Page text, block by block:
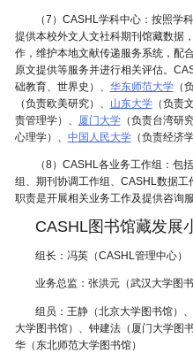
（7）CASHL学科中心：按照学
提供本校外文人文社科期刊馆藏数据
作，维护本地文献传递服务系统，配
原文提供等服务并进行相关评估。
础教育、世界史）、 华东师范大学（
（负责欧美研究）、
山东大学（负责
责管理学）、
厦门大学（负责台湾研
心理学）、 中国人民大学（负责经济
（8）CASHL各业务工作组：包
组、期刊协调工作组、CASHL数据
职责是开展相关业务工作及提供咨询服
CASHL图书馆藏发展
组长：冯英（CASHL管理中心）
业务总监：张洪元（武汉大学图书
组员：王静（北京大学图书馆）
大学图书馆）、钟建法（厦门大学图
华（东北师范大学图书馆）